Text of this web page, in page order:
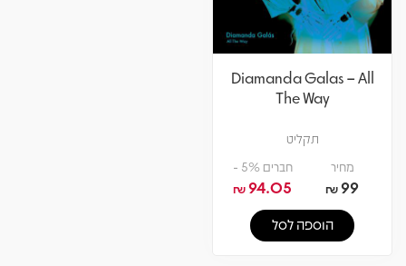
Diamanda Galas – All
The Way
תקליט
מחיר
99
₪
חברים 5% -
94.05
₪
הוספה לסל